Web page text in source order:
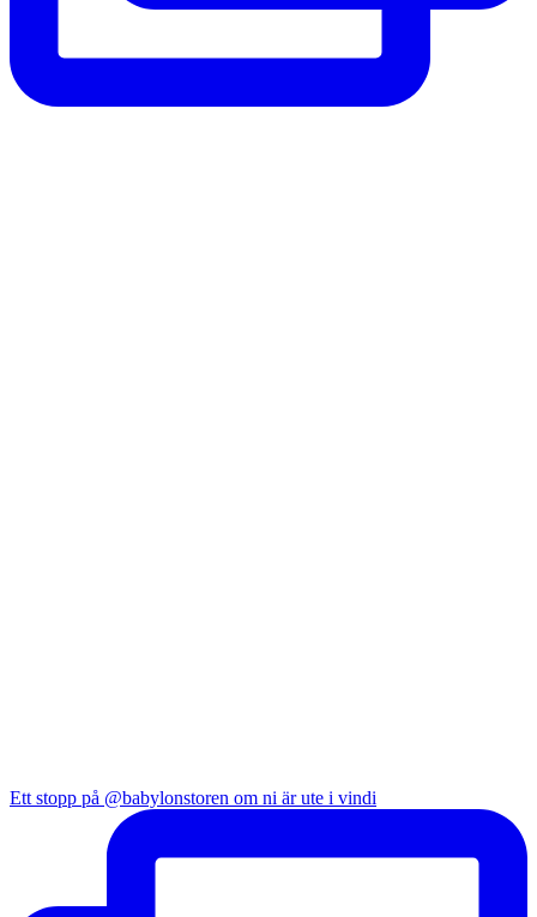
Ett stopp på @babylonstoren om ni är ute i vindi